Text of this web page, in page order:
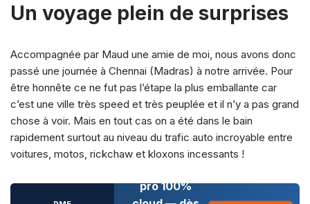
Un voyage plein de surprises
Accompagnée par Maud une amie de moi, nous avons donc
passé une journée à Chennai (Madras) à notre arrivée. Pour
être honnête ce ne fut pas l’étape la plus emballante car
c’est une ville très speed et très peuplée et il n’y a pas grand
chose à voir. Mais en tout cas on a été dans le bain
rapidement surtout au niveau du trafic auto incroyable entre
voitures, motos, rickchaw et kloxons incessants !
pro 100%